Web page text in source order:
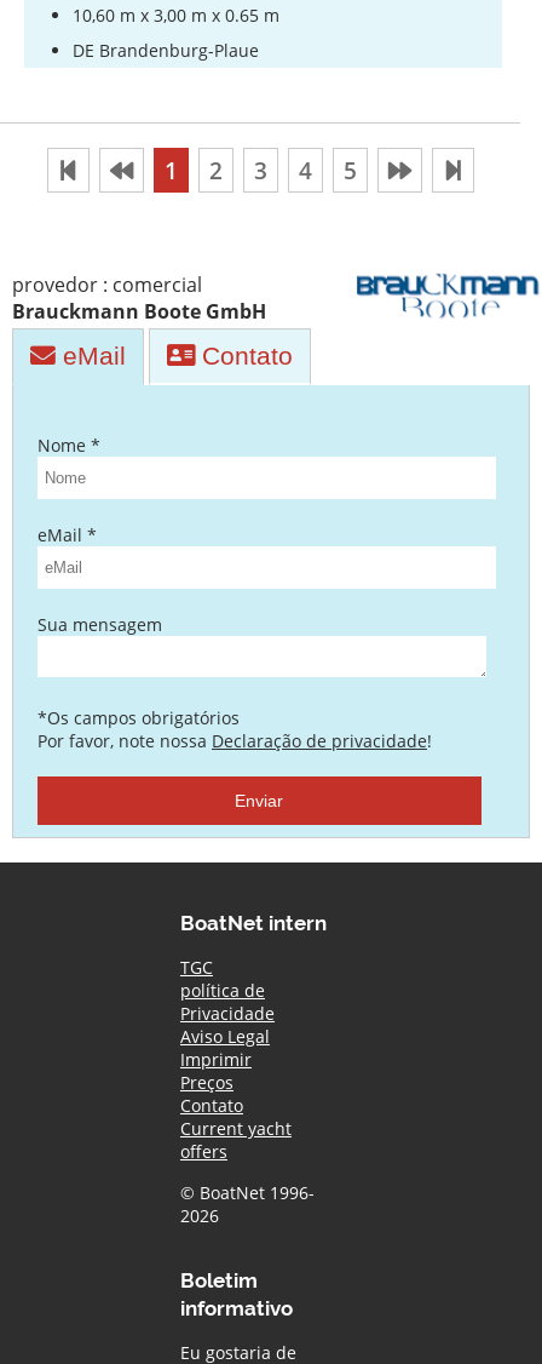
10,60 m x 3,00 m x 0.65 m
DE Brandenburg-Plaue
1 2 3 4 5
provedor : comercial
Brauckmann Boote GmbH
eMail Contato
Nome *
eMail *
Sua mensagem
*Os campos obrigatórios
Por favor, note nossa Declaração de privacidade!
Enviar
BoatNet intern
TGC
política de
Privacidade
Aviso Legal
Imprimir
Preços
Contato
Current yacht
offers
© BoatNet 1996-
2026
Boletim
informativo
Eu gostaria de